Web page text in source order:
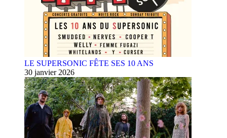
LE SUPERSONIC FÊTE SES 10 ANS
30 janvier 2026